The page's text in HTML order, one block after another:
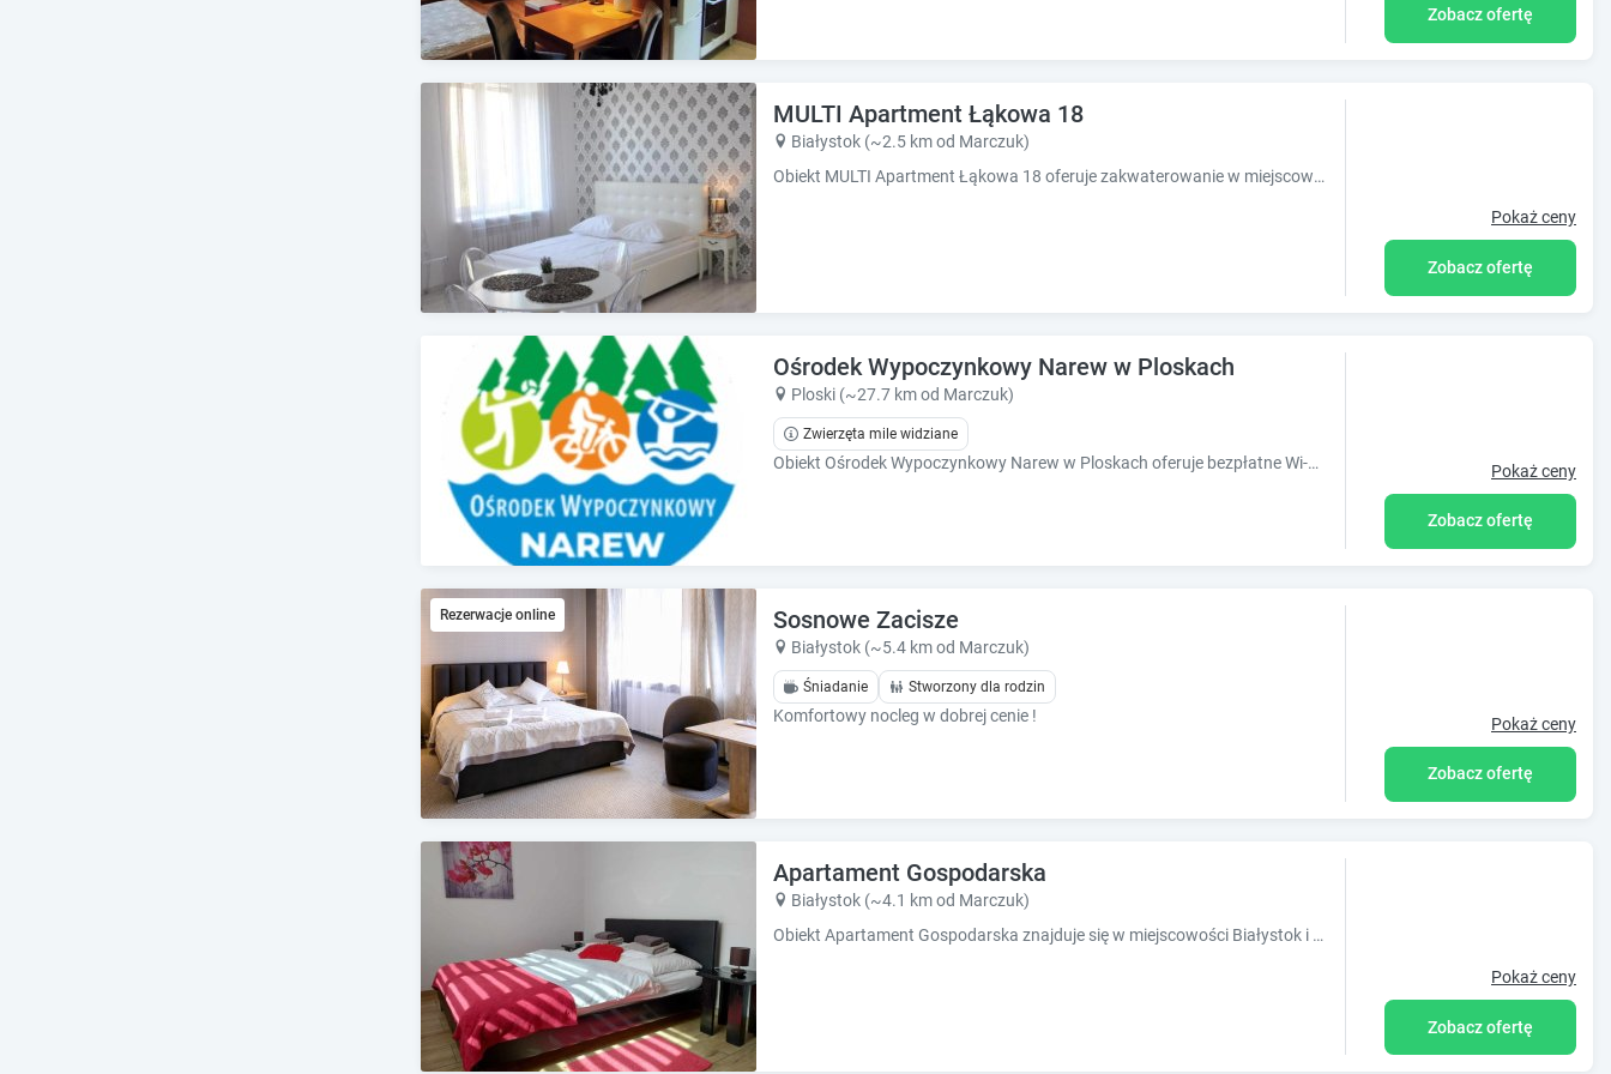
e
s
Zobacz ofertę
MULTI Apartment Łąkowa 18
Białystok (~2.5 km od Marczuk)
Obiekt MULTI Apartment Łąkowa 18 oferuje zakwaterowanie w miejscowości Białystok. Odległość ważnych miejsc od obiektu: Archikatedra białostoc
Pokaż ceny
Zobacz ofertę
Ośrodek Wypoczynkowy Narew w Ploskach
Ploski (~27.7 km od Marczuk)
Zwierzęta mile widziane
Obiekt Ośrodek Wypoczynkowy Narew w Ploskach oferuje bezpłatne Wi-Fi oraz bar. Odległość ważnych miejsc od obiektu: Filharmonia Podlaska ? 31 Pokaż ceny
Zobacz ofertę
Rezerwacje online Sosnowe Zacisze
Białystok (~5.4 km od Marczuk)
Śniadanie Stworzony dla rodzin
Komfortowy nocleg w dobrej cenie ! Pokaż ceny
Zobacz ofertę
Apartament Gospodarska
Białystok (~4.1 km od Marczuk)
Obiekt Apartament Gospodarska znajduje się w miejscowości Białystok i oferuje ogród. Odległość ważnych miejsc od obiektu: Muzeum Historyczne ?
Pokaż ceny
Zobacz ofertę